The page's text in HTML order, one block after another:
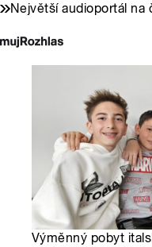
Největší audioportál na
Výměnný pobyt